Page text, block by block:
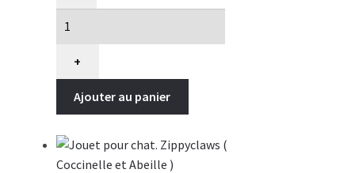
Jouet
chats.
Agace-
Chat
Skinneeez.
Spot
+
Ajouter au panier